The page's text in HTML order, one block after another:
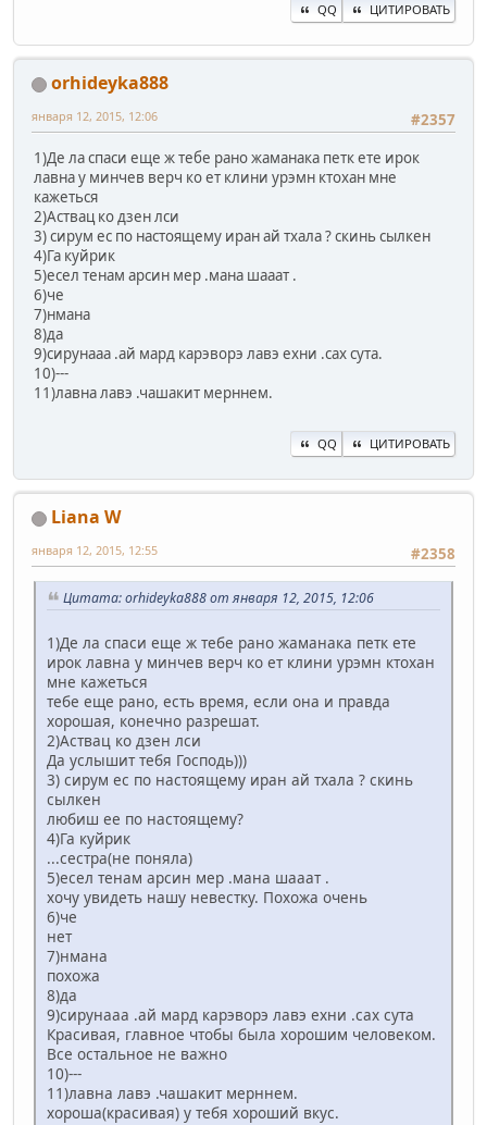
QQ ЦИТИРОВАТЬ
orhideyka888
#2357
января 12, 2015, 12:06
1)Де ла спаси еще ж тебе рано жаманака петк ете ирок
лавна у минчев верч ко ет клини урэмн ктохан мне
кажеться
2)Аствац ко дзен лси
3) сирум ес по настоящему иран ай тхала ? скинь сылкен
4)Га куйрик
5)есел тенам арсин мер .мана шааат .
6)че
7)нмана
8)да
9)сирунааа .ай мард карэворэ лавэ ехни .сах сута.
10)---
11)лавна лавэ .чашакит мерннем.
QQ ЦИТИРОВАТЬ
Liana W
#2358
января 12, 2015, 12:55
Цитата: orhideyka888 от января 12, 2015, 12:06
1)Де ла спаси еще ж тебе рано жаманака петк ете
ирок лавна у минчев верч ко ет клини урэмн ктохан
мне кажеться
тебе еще рано, есть время, если она и правда
хорошая, конечно разрешат.
2)Аствац ко дзен лси
Да услышит тебя Господь)))
3) сирум ес по настоящему иран ай тхала ? скинь
сылкен
любиш ее по настоящему?
4)Га куйрик
...сестра(не поняла)
5)есел тенам арсин мер .мана шааат .
хочу увидеть нашу невестку. Похожа очень
6)че
нет
7)нмана
похожа
8)да
9)сирунааа .ай мард карэворэ лавэ ехни .сах сута
Красивая, главное чтобы была хорошим человеком.
Все остальное не важно
10)---
11)лавна лавэ .чашакит мерннем.
хороша(красивая) у тебя хороший вкус.